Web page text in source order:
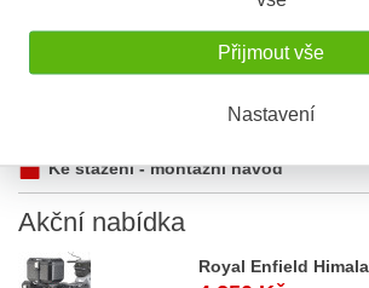
Přijmout vše
Nastavení
černě lakovaný
Materiál: nerezová ocel
Ke stažení - montážní návod
Akční nabídka
Royal Enfield